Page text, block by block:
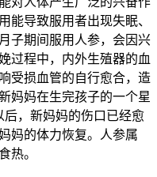
能导致服用者出现失眠、
子期间服用人参，会因兴
过程中，内外生殖器的血
受损血管的自行愈合，造
妈妈在生完孩子的一个星
，新妈妈的伤口已经愈
妈的体力恢复。人参属
热。